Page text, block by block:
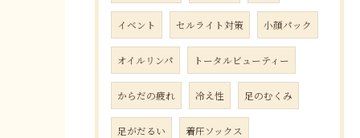
イベント セルライト対策 小顔パック
オイルリンパ トータルビューティー
からだの疲れ 冷え性 足のむくみ
足がだるい 着圧ソックス